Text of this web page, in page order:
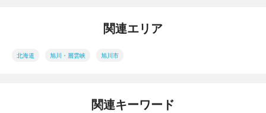
関連エリア
北海道 旭川・層雲峡 旭川市
関連キーワード